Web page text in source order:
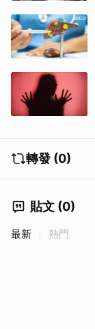
轉發 (0)
貼文 (0)
最新 熱門